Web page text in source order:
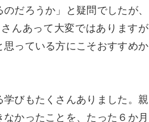
だろうか」と疑問でしたが、
んあって大変ではありますが
思っている方にこそおすすめか
びもたくさんありました。親
かったことを、たった６か月